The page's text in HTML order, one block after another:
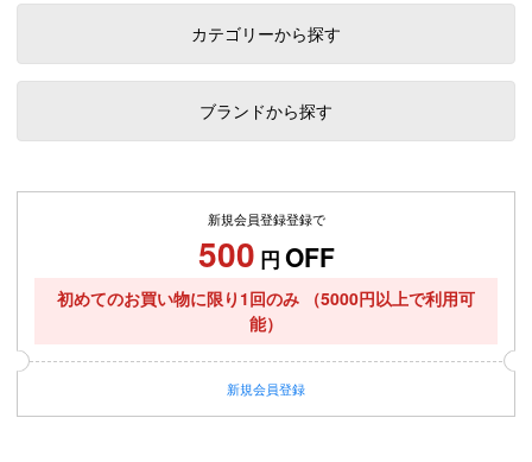
カテゴリーから探す
ブランドから探す
新規会員登録登録で
500 円 OFF
初めてのお買い物に限り1回のみ
（5000円以上で利用可
能）
新規会員登録